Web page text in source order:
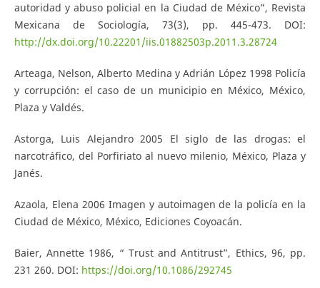
autoridad y abuso policial en la Ciudad de México”, Revista
Mexicana de Sociología, 73(3), pp. 445-473. DOI:
http://dx.doi.org/10.22201/iis.01882503p.2011.3.28724
Arteaga, Nelson, Alberto Medina y Adrián López 1998 Policía
y corrupción: el caso de un municipio en México, México,
Plaza y Valdés.
Astorga, Luis Alejandro 2005 El siglo de las drogas: el
narcotráfico, del Porfiriato al nuevo milenio, México, Plaza y
Janés.
Azaola, Elena 2006 Imagen y autoimagen de la policía en la
Ciudad de México, México, Ediciones Coyoacán.
Baier, Annette 1986, “ Trust and Antitrust”, Ethics, 96, pp.
231 260. DOI: https://doi.org/10.1086/292745